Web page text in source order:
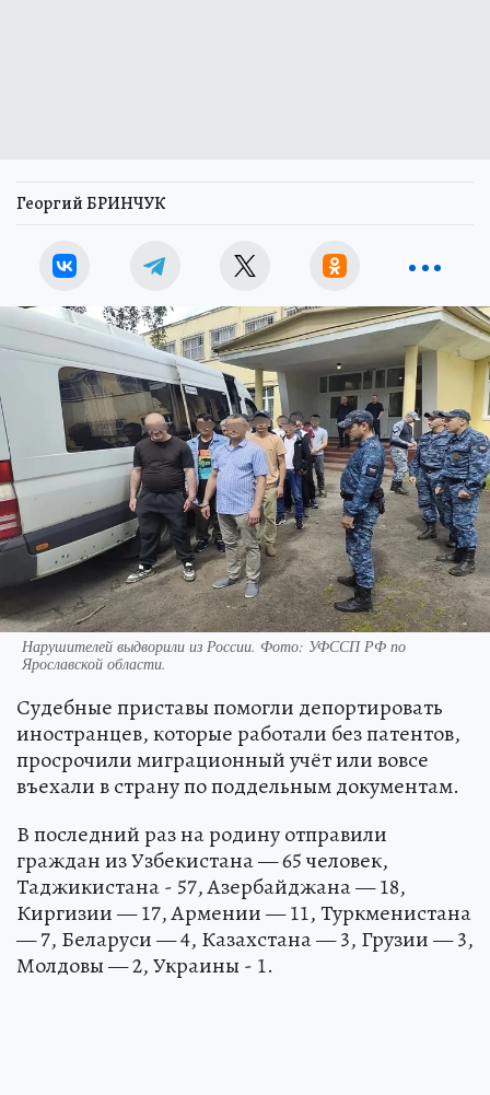
Георгий БРИНЧУК
Нарушителей выдворили из России. Фото: УФССП РФ по
Ярославской области.
Судебные приставы помогли депортировать
иностранцев, которые работали без патентов,
просрочили миграционный учёт или вовсе
въехали в страну по поддельным документам.
В последний раз на родину отправили
граждан из Узбекистана — 65 человек,
Таджикистана - 57, Азербайджана — 18,
Киргизии — 17, Армении — 11, Туркменистана
— 7, Беларуси — 4, Казахстана — 3, Грузии — 3,
Молдовы — 2, Украины - 1.